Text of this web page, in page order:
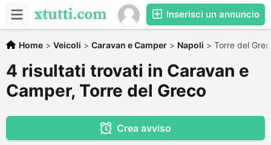
Inserisci un annuncio
Home > Veicoli > Caravan e Camper > Napoli > Torre del
4 risultati trovati in Caravan e
Camper, Torre del Greco
Crea avviso